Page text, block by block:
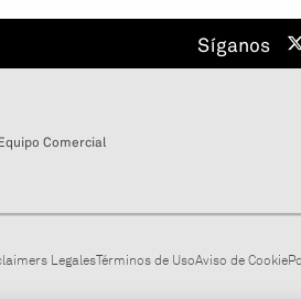
Síganos
Comercial
LegalesTérminos de UsoAviso de Cookie